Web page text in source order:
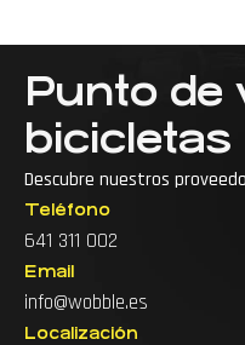
Punto de
bicicletas
Descubre nuestros
Teléfono
641 311 002
Email
info@wobble.es
Localización
··· Accesorios
Accesorios para
Accesorios para